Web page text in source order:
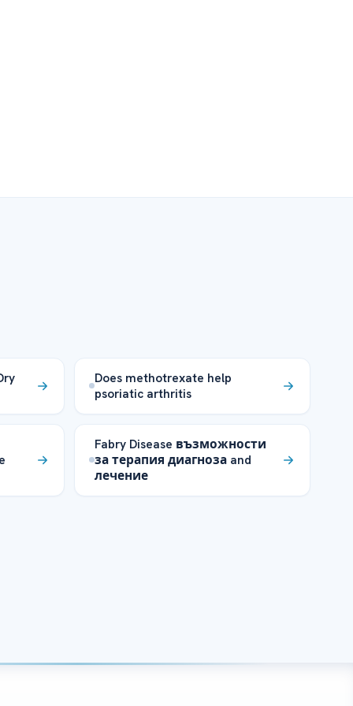
Does methotrexate help
psoriatic arthritis
Fabry Disease възможности
за терапия диагноза and
лечение